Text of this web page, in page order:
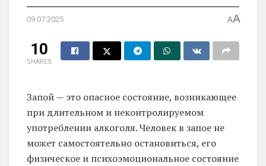
09.07.2025 AA
10
SHARES
Запой — это опасное состояние, возникающее
при длительном и неконтролируемом
употреблении алкоголя. Человек в запое не
может самостоятельно остановиться, его
физическое и психоэмоциональное состояние